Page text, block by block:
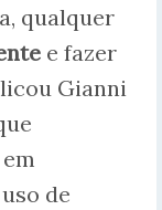
qualquer
e fazer
Gianni
de